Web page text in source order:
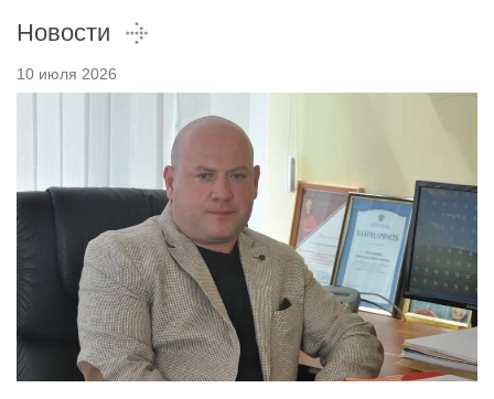
Новости
10 июля 2026